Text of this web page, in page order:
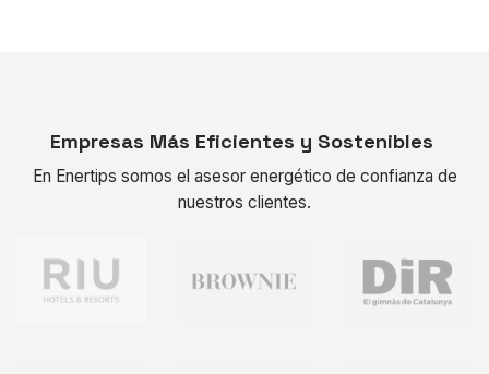
Empresas Más Eficientes y Sostenibles
En Enertips somos el asesor energético de confianza de
nuestros clientes.